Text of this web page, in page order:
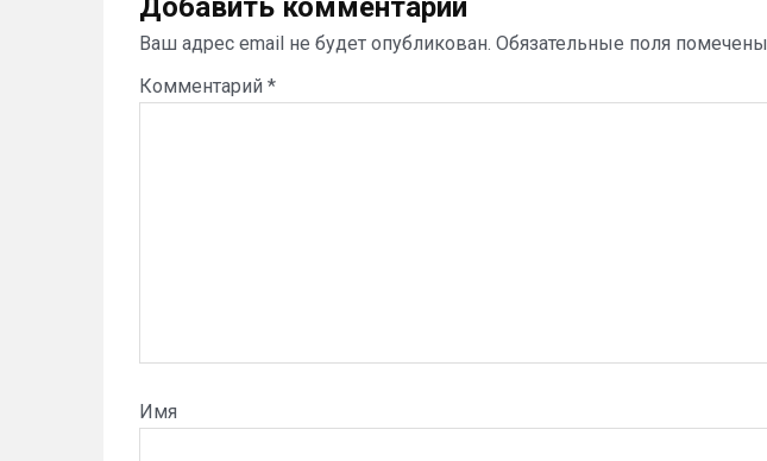
Добавить комментарий
Ваш адрес email не будет опубликован. Обязательные поля помечены
Комментарий *
Имя